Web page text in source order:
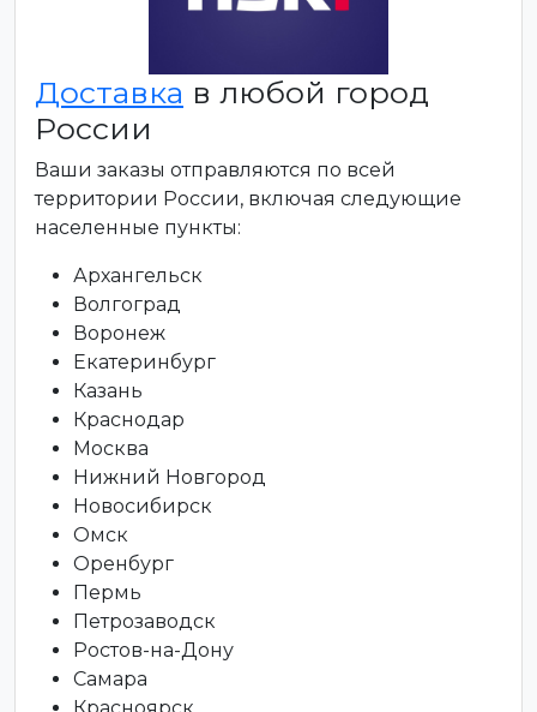
Доставка в любой город
России
Ваши заказы отправляются по всей
территории России, включая следующие
населенные пункты:
Архангельск
Волгоград
Воронеж
Екатеринбург
Казань
Краснодар
Москва
Нижний Новгород
Новосибирск
Омск
Оренбург
Пермь
Петрозаводск
Ростов-на-Дону
Самара